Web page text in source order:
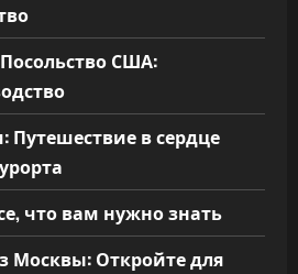
США:
Путешествие в сердце
что вам нужно знать
Москвы: Откройте для